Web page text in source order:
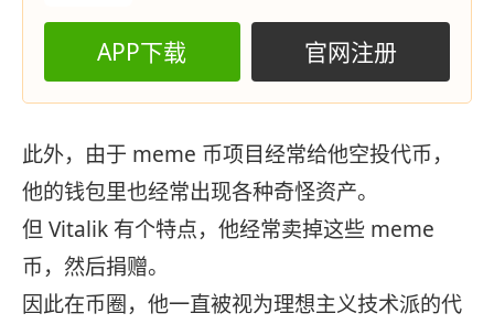
APP下载 官网注册
此外，由于 meme 币项目经常给他空投代币，
他的钱包里也经常出现各种奇怪资产。
但 Vitalik 有个特点，他经常卖掉这些 meme
币，然后捐赠。
因此在币圈，他一直被视为理想主义技术派的代